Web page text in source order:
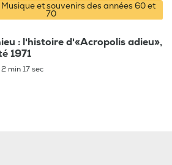
et souvenirs des années 60 et
70
: l'histoire d'«Acropolis adieu»,
1971
2 min 17 sec